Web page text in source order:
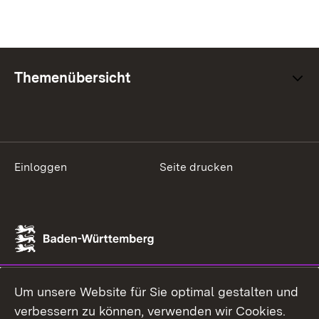
Themenübersicht
Einloggen Seite drucken
Um unsere Website für Sie optimal gestalten und
verbessern zu können, verwenden wir Cookies.